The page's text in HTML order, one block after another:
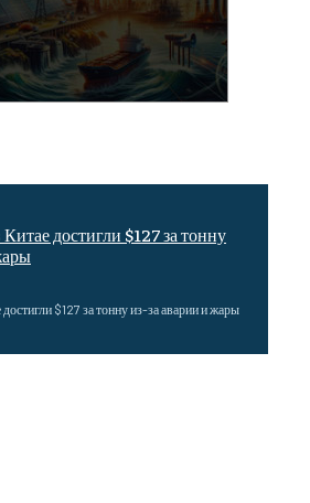
достигли $127 за тонну
$127 за тонну из-за аварии и жары